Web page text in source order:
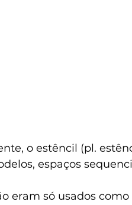
o estêncil (pl.
espaços
eram só usados como